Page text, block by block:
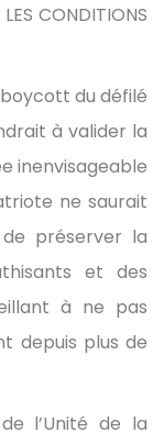
CONDITIONS
du défilé
à valider la
inenvisageable
ne saurait
préserver la
et des
à ne pas
depuis plus de
l’Unité de la